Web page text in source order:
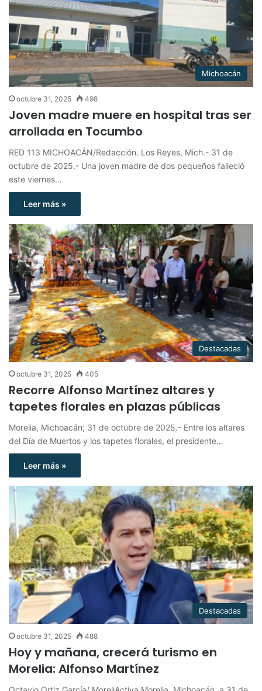
Michoacán
octubre 31, 2025 498
Joven madre muere en hospital tras ser
arrollada en Tocumbo
RED 113 MICHOACÁN/Redacción. Los Reyes, Mich.- 31 de
octubre de 2025.- Una joven madre de dos pequeños falleció
este viernes…
Leer más »
Destacadas
octubre 31, 2025 405
Recorre Alfonso Martínez altares y
tapetes florales en plazas públicas
Morelia, Michoacán; 31 de octubre de 2025.- Entre los altares
del Día de Muertos y los tapetes florales, el presidente…
Leer más »
Destacadas
octubre 31, 2025 488
Hoy y mañana, crecerá turismo en
Morelia: Alfonso Martínez